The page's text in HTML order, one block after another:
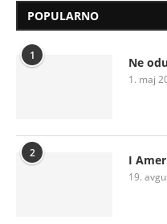
POPULARNO
1 Ne
1. maj
2 I
19.